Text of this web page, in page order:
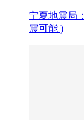
宁夏地震局
震可能 )